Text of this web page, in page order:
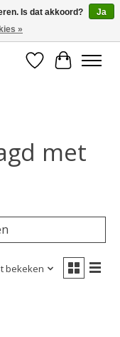
ons assortiment
Verlanglijst
met
bekeken
Is dat akkoord?
Ja
»